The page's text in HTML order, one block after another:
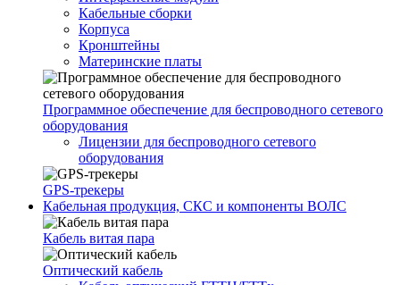
Кабельные сборки
Корпуса
Кронштейны
Материнские платы
Программное обеспечение для беспроводного сетевого
оборудования
Лицензии для беспроводного сетевого
оборудования
GPS-трекеры
Кабельная продукция, СКС и компоненты ВОЛС
Кабель витая пара
Оптический кабель